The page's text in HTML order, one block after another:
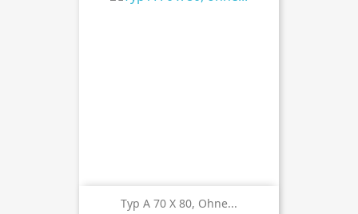
Typ A 70 X 80, Ohne...